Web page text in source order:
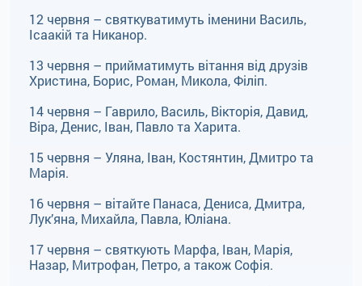
12 червня – святкуватимуть іменини Василь,
Ісаакій та Никанор.
13 червня – прийматимуть вітання від друзів
Христина, Борис, Роман, Микола, Філіп.
14 червня – Гаврило, Василь, Вікторія, Давид,
Віра, Денис, Іван, Павло та Харита.
15 червня – Уляна, Іван, Костянтин, Дмитро та
Марія.
16 червня – вітайте Панаса, Дениса, Дмитра,
Лук’яна, Михайла, Павла, Юліана.
17 червня – святкують Марфа, Іван, Марія,
Назар, Митрофан, Петро, а також Софія.